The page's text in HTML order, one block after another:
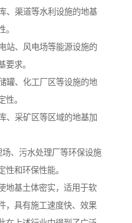
、渠道等水利设施的地基
。
站、风电场等能源设施的
要求。
罐、化工厂区等设施的地
性。
、采矿区等区域的地基加
、污水处理厂等环保设施
性和环保性能。
地基土体密实，适用于软
，具有施工速度快、效果